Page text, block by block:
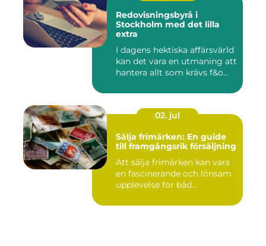
Redovisningsbyrå i
Stockholm med det lilla
extra
I dagens hektiska affärsvärld
kan det vara en utmaning att
hantera allt som krävs f&o...
02. jul
Sälja frimärken: En guide
till framgångsrik försäljning
Att sälja frimärken kan vara
en fascinerande och lönsam
upplevelse för båd...